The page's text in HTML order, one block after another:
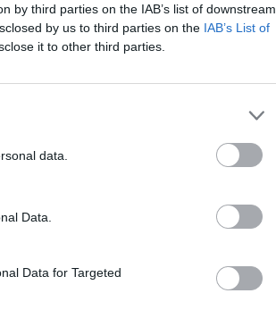
by third parties on the IAB’s list of downstream
by us to third parties on the IAB’s List of
it to other third parties.
data.
Data.
Data for Targeted
koncisa och i
en slide för att
även för 100-
att det är
grupperna är
vuxna,